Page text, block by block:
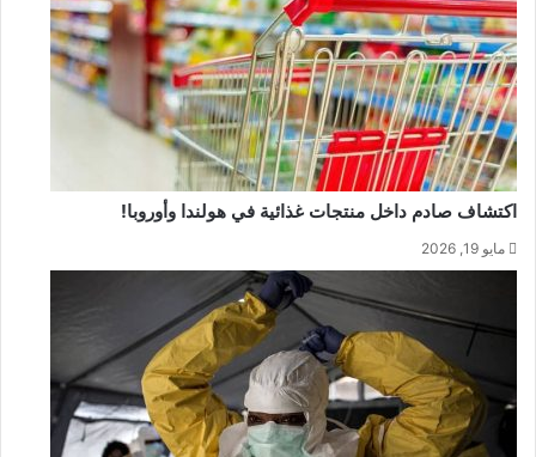
اكتشاف صادم داخل منتجات غذائية في هولندا وأوروبا!
مايو 19, 2026